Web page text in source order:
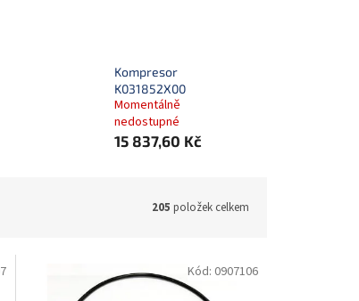
Kompresor
K031852X00
Momentálně
nedostupné
15 837,60 Kč
205 položek celkem
Kód: 0907106